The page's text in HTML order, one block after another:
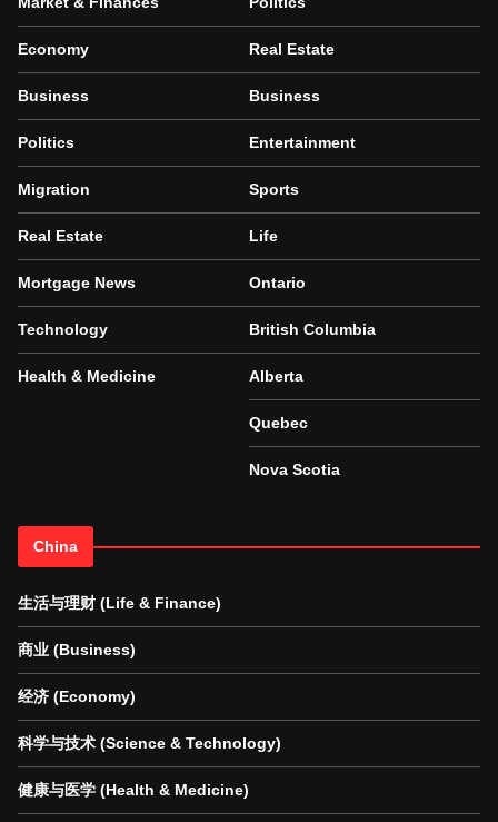
Economy
Business
Politics
Migration
Real Estate
Mortgage News
Technology
Health & Medicine
Real Estate
Business
Entertainment
Sports
Life
Ontario
British Columbia
Alberta
Quebec
Nova Scotia
China
生活与理财 (Life & Finance)
商业 (Business)
经济 (Economy)
科学与技术 (Science & Technology)
健康与医学 (Health & Medicine)